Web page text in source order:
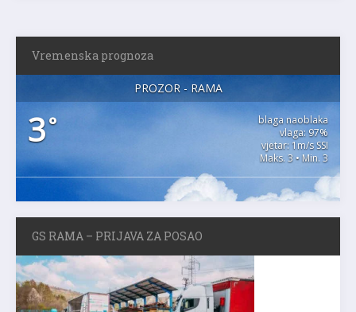
Vremenska prognoza
PROZOR - RAMA
3°
blaga naoblaka
vlaga: 97%
vjetar: 1m/s SSI
Maks. 3 • Min. 3
GS RAMA – PRIJAVA ZA POSAO